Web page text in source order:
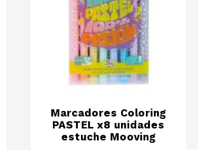
Marcadores Coloring
PASTEL x8 unidades
estuche Mooving